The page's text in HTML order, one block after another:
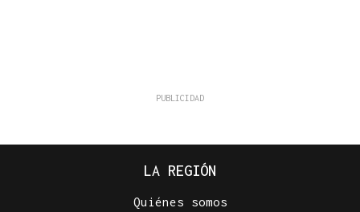
LA REGIÓN
Quiénes somos